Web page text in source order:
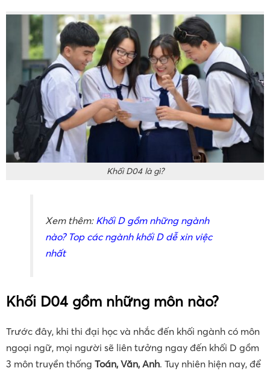
Khối D04 là gì?
Xem thêm: Khối D gồm những ngành
nào? Top các ngành khối D dễ xin việc
nhất
Khối D04 gồm những môn nào?
Trước đây, khi thi đại học và nhắc đến khối ngành có môn
ngoại ngữ, mọi người sẽ liên tưởng ngay đến khối D gồm
3 môn truyền thống Toán, Văn, Anh. Tuy nhiên hiện nay, để